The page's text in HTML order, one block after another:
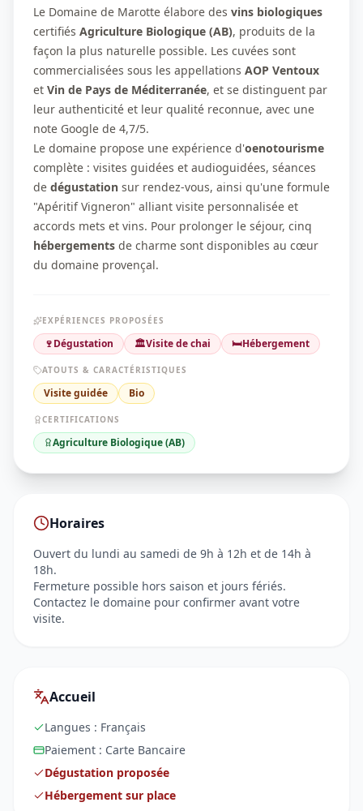
Le Domaine de Marotte élabore des vins biologiques
certifiés Agriculture Biologique (AB), produits de la
façon la plus naturelle possible. Les cuvées sont
commercialisées sous les appellations AOP Ventoux
et Vin de Pays de Méditerranée, et se distinguent par
leur authenticité et leur qualité reconnue, avec une
note Google de 4,7/5.
Le domaine propose une expérience d'oenotourisme
complète : visites guidées et audioguidées, séances
de dégustation sur rendez-vous, ainsi qu'une formule
"Apéritif Vigneron" alliant visite personnalisée et
accords mets et vins. Pour prolonger le séjour, cinq
hébergements de charme sont disponibles au cœur
du domaine provençal.
EXPÉRIENCES PROPOSÉES
🍷Dégustation 🏛️Visite de chai 🛏️Hébergement
ATOUTS & CARACTÉRISTIQUES
Visite guidée Bio
CERTIFICATIONS
Agriculture Biologique (AB)
Horaires
Ouvert du lundi au samedi de 9h à 12h et de 14h à
18h.
Fermeture possible hors saison et jours fériés.
Contactez le domaine pour confirmer avant votre
visite.
Accueil
Langues : Français
Paiement : Carte Bancaire
Dégustation proposée
Hébergement sur place